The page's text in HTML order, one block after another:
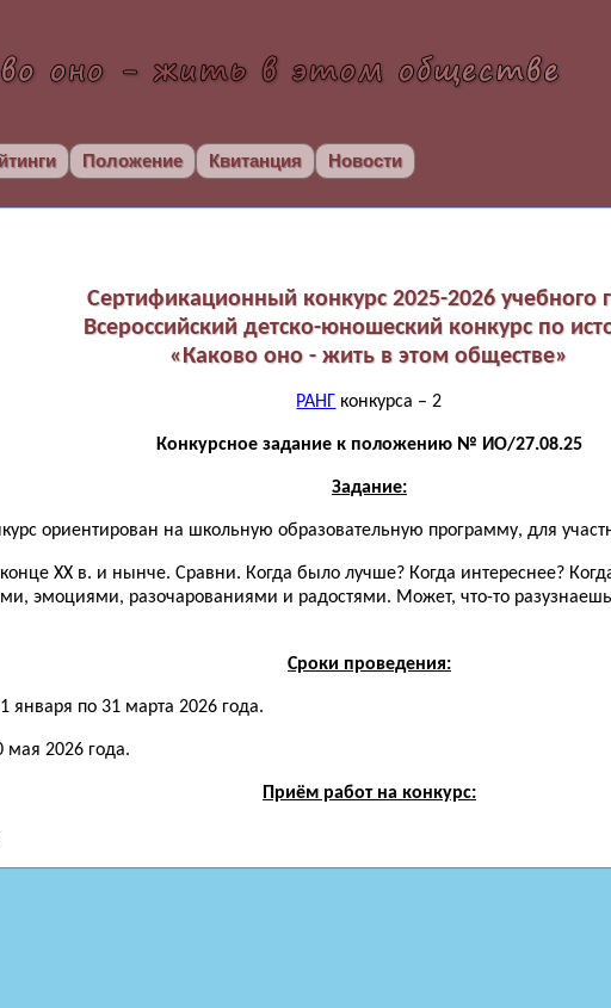
Положение Квитанция Новости
Сертификационный конкурс 2025-2026 учебного
Всероссийский детско-юношеский конкурс по
«Каково оно - жить в этом обществе»
РАНГ конкурса – 2
Конкурсное задание к положению № ИО/27.08.25
Задание:
ориентирован на школьную образовательную программу, для
XX в. и нынче. Сравни. Когда было лучше? Когда интереснее?
эмоциями, разочарованиями и радостями. Может, что-то
Сроки проведения:
января по 31 марта 2026 года.
мая 2026 года.
Приём работ на конкурс: